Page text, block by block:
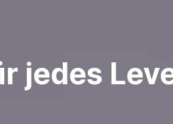
jedes